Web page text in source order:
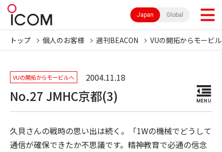
Japan Global
トップ 個人のお客様 週刊BEACON VUの開拓からモービ
VUの開拓からモービルへ 2004.11.18
No.27 JMHC京都(3) MENU
久貝さんの戦時の思い出は続く。「1Wの機械でどうして
通信が確保できたか不思議です。精神教育で必通の信念